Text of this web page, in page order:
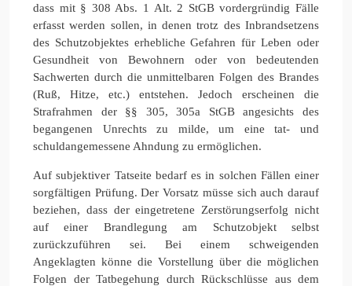
dass mit § 308 Abs. 1 Alt. 2 StGB vordergründig Fälle
erfasst werden sollen, in denen trotz des Inbrandsetzens
des Schutzobjektes erhebliche Gefahren für Leben oder
Gesundheit von Bewohnern oder von bedeutenden
Sachwerten durch die unmittelbaren Folgen des Brandes
(Ruß, Hitze, etc.) entstehen. Jedoch erscheinen die
Strafrahmen der §§ 305, 305a StGB angesichts des
begangenen Unrechts zu milde, um eine tat- und
schuldangemessene Ahndung zu ermöglichen.
Auf subjektiver Tatseite bedarf es in solchen Fällen einer
sorgfältigen Prüfung. Der Vorsatz müsse sich auch darauf
beziehen, dass der eingetretene Zerstörungserfolg nicht
auf einer Brandlegung am Schutzobjekt selbst
zurückzuführen sei. Bei einem schweigenden
Angeklagten könne die Vorstellung über die möglichen
Folgen der Tatbegehung durch Rückschlüsse aus dem